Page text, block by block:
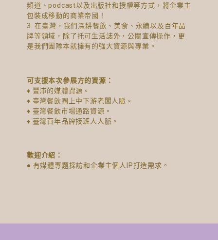
頻道、podcast以及出版社和授權等方式，將企業主
包裝成移動的商業帝國！
3. 在臺灣，我們深耕餐飲、美食、永續以及百年品
牌等領域，除了托可生活誌外，公關宣傳操作，更
是我們團隊本就擁有的強大資源與專業。
可支援本次參展方的資源：
♦ 豐沛的媒體資源。
♦ 臺灣餐飲圈上中下游老闆人脈。
♦ 臺灣餐飲市場通路資源。
♦ 臺灣百年品牌接班人人脈。
歡迎介紹：
● 有媒體專題採訪和企業主個人IP打造需求。